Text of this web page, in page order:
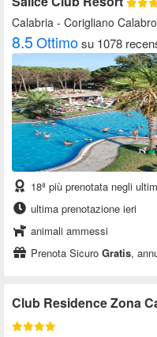
Calabria - Corigliano
8.5Ottimosu 1078
18ª più prenotata negli
ultima prenotazione ieri
animali ammessi
Prenota Sicuro Gratis,
Club Residence Zona